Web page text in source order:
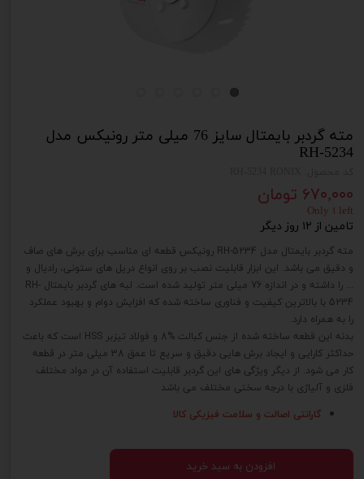
مته گردبر بایمتال سایز 76 میلی متر رونیکس مدل
RH-5234
۶۷۰,۰۰۰ تومان
Only ۱ left
تامین از ۱۲ روز دیگر
مته گردبر بایمتال مدل RH-5234 رونیکس قطعه ای مناسب برای برش های صاف
و دقیق می باشد. این ابزار قابلیت نصب بر روی انواع دریل های ستونی، رادیال و
... را داشته و در اندازه 76 میلی متر تولید شده است. لبه های گردبر بایمتال RH-
5234 با بالاترین کیفیت و فناوری ساخته شده که افزایش دوام و بهبود عملکرد
را به همراه دارد.
بدنه این قطعه ساخته شده از جنس کبالت %8 و فولاد تیزبر HSS است که باعث
حداکثر کارایی و ایجاد برش هایی دقیق و سریع تا عمق 38 میلی متر در قطعه
کار می شود. از دیگر ویژگی های این گردبر قابلیت استفاده آن در مواد مختلف
فلزی و آلیاژی با درجه سختی مختلف می باشد
گارانتی اصالت و سلامت فیزیکی کالا
افزودن به سبد خرید